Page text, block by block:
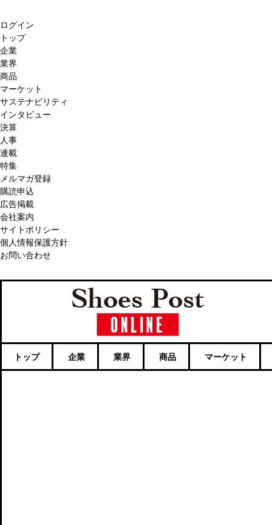
ログイン
トップ
企業
業界
商品
マーケット
サステナビリティ
インタビュー
決算
人事
連載
特集
メルマガ登録
購読申込
広告掲載
会社案内
サイトポリシー
個人情報保護方針
お問い合わせ
トップ 企業 業界 商品 マーケット